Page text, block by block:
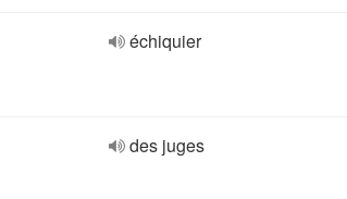
échiquier
des juges